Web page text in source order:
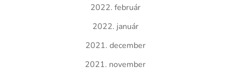
2022. február
2022. január
2021. december
2021. november